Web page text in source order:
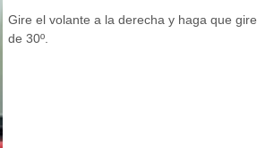
Gire el volante a la derecha y haga que
de 30º.